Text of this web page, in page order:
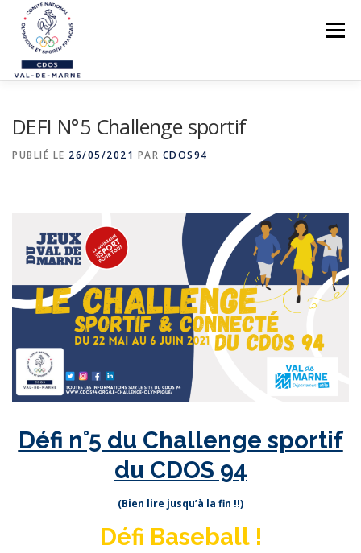
contenu
Menu
NOS ACTIONS
PREVENTION DES VIOLENCES
PARASPORTS
AIDE PÉDAGOGIQUE
LE RÉSEAU SPORTIF 94
CONTACTS
DEFI N°5 Challenge sportif
PUBLIÉ LE 26/05/2021 PAR CDOS94
Défi n°5 du Challenge sportif
du CDOS 94
(Bien lire jusqu’à la fin !!)
Défi Baseball !